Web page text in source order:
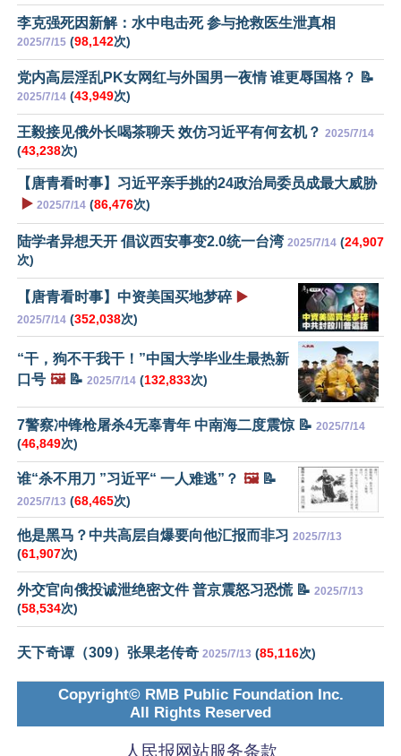
李克强死因新解：水中电击死 参与抢救医生泄真相
2025/7/15 (98,142次)
党内高层淫乱PK女网红与外国男一夜情 谁更辱国格？ 📝
2025/7/14 (43,949次)
王毅接见俄外长喝茶聊天 效仿习近平有何玄机？ 2025/7/14
(43,238次)
【唐青看时事】习近平亲手挑的24政治局委员成最大威胁
▶️ 2025/7/14 (86,476次)
陆学者异想天开 倡议西安事变2.0统一台湾 2025/7/14 (24,907
次)
【唐青看时事】中资美国买地梦碎 ▶️
2025/7/14 (352,038次)
“干，狗不干我干！”中国大学毕业生最热新
口号 🖼️📝 2025/7/14 (132,833次)
7警察冲锋枪屠杀4无辜青年 中南海二度震惊 📝 2025/7/14
(46,849次)
谁“杀不用刀 ”习近平“ 一人难逃”？ 🖼️📝
2025/7/13 (68,465次)
他是黑马？中共高层自爆要向他汇报而非习 2025/7/13
(61,907次)
外交官向俄投诚泄绝密文件 普京震怒习恐慌 📝 2025/7/13
(58,534次)
天下奇谭（309）张果老传奇 2025/7/13 (85,116次)
Copyright© RMB Public Foundation Inc.
All Rights Reserved
人民报网站服务条款